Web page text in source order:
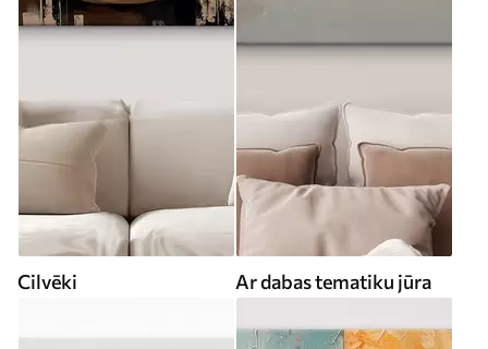
Cilvēki Ar dabas tematiku jūra